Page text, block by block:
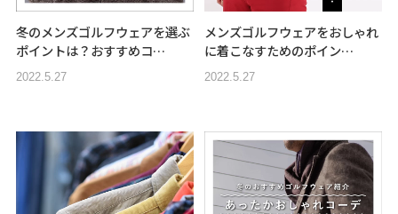
冬のメンズゴルフウェアを選ぶ
ポイントは？おすすめコ…
2022.5.27
メンズゴルフウェアをおしゃれ
に着こなすためのポイン…
2022.5.27